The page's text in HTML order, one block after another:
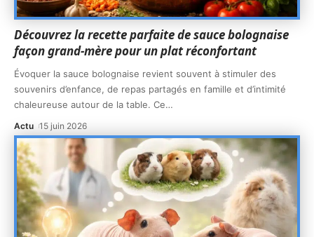
Découvrez la recette parfaite de sauce bolognaise
façon grand-mère pour un plat réconfortant
Évoquer la sauce bolognaise revient souvent à stimuler des
souvenirs d’enfance, de repas partagés en famille et d’intimité
chaleureuse autour de la table. Ce…
Actu 15 juin 2026